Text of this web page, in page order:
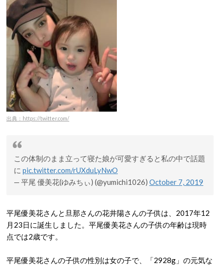
出典：https://twitter.com/
この体制のまま立って寝た娘が可愛すぎると私の中で話題
に pic.twitter.com/rUXduLyNwO
— 平尾 優美花(ゆみちぃ) (@yumichi1026) October 7, 2019
平尾優美花さんと旦那さんの花井陽さんの子供は、2017年12
月23日に誕生しました。平尾優美花さんの子供の年齢は現時
点では2歳です。
平尾優美花さんの子供の性別は女の子で、「2928g」の元気な